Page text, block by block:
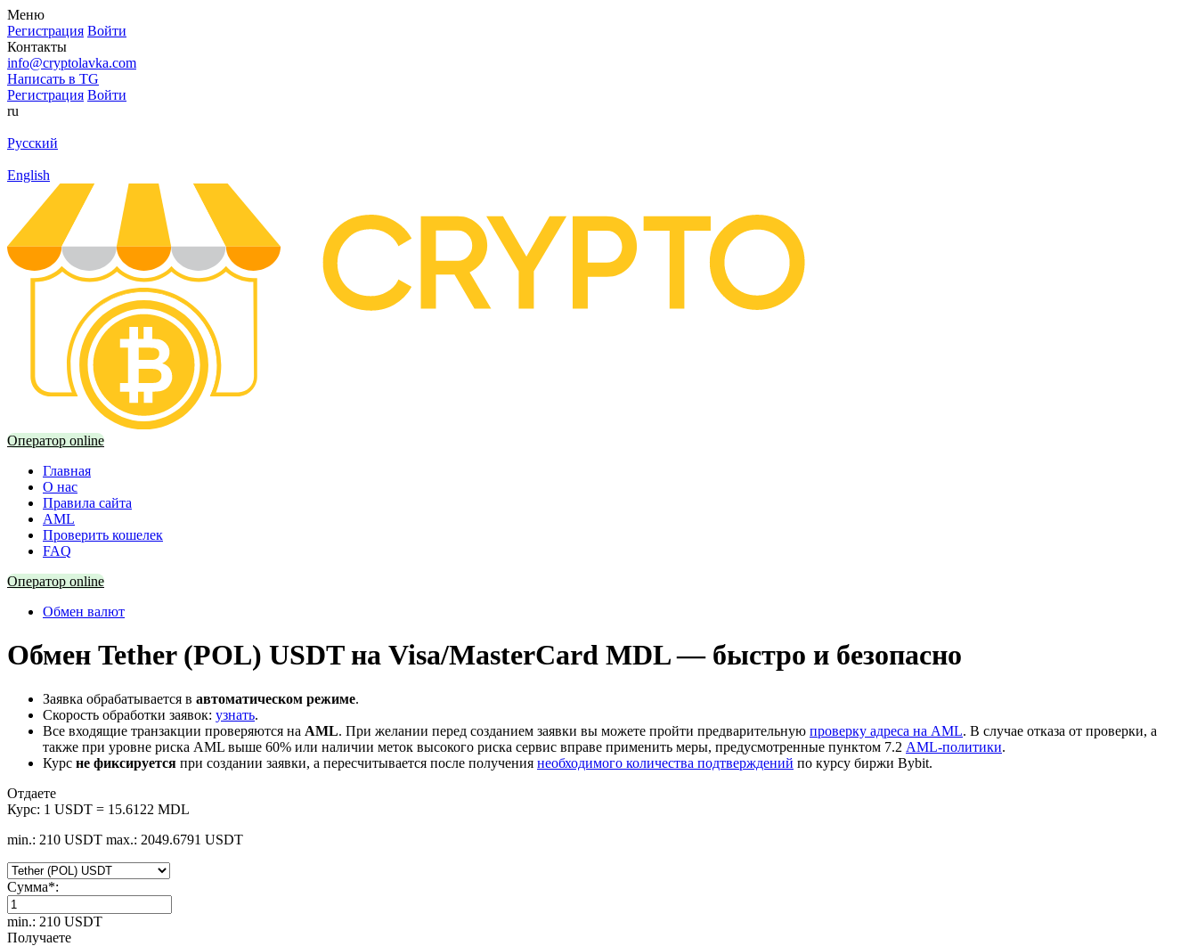
Меню
Регистрация Войти
Контакты
info@cryptolavka.com
Написать в TG
Регистрация Войти
ru
Русский
English
Оператор online
Главная
О нас
Правила сайта
AML
Проверить кошелек
FAQ
Оператор online
Обмен валют
Обмен Tether (POL) USDT на Visa/MasterCard MDL — быстро и безопасно
Заявка обрабатывается в автоматическом режиме.
Скорость обработки заявок: узнать.
Все входящие транзакции проверяются на AML. При желании перед созданием заявки вы можете пройти предварительную проверку адреса на AML. В случае отказа от проверки, а
также при уровне риска AML выше 60% или наличии меток высокого риска сервис вправе применить меры, предусмотренные пунктом 7.2 AML-политики.
Курс не фиксируется при создании заявки, а пересчитывается после получения необходимого количества подтверждений по курсу биржи Bybit.
Отдаете
Курс: 1 USDT = 15.6122 MDL
min.: 210 USDT max.: 2049.6791 USDT
Сумма*:
min.: 210 USDT
Получаете